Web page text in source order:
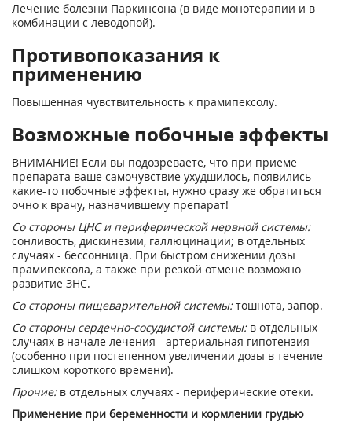
Лечение болезни Паркинсона (в виде монотерапии и в
комбинации с леводопой).
Противопоказания к
применению
Повышенная чувствительность к прамипексолу.
Возможные побочные эффекты
ВНИМАНИЕ! Если вы подозреваете, что при приеме
препарата ваше самочувствие ухудшилось, появились
какие-то побочные эффекты, нужно сразу же обратиться
очно к врачу, назначившему препарат!
Со стороны ЦНС и периферической нервной системы:
сонливость, дискинезии, галлюцинации; в отдельных
случаях - бессонница. При быстром снижении дозы
прамипексола, а также при резкой отмене возможно
развитие ЗНС.
Со стороны пищеварительной системы:тошнота, запор.
Со стороны сердечно-сосудистой системы:в отдельных
случаях в начале лечения - артериальная гипотензия
(особенно при постепенном увеличении дозы в течение
слишком короткого времени).
Прочие:в отдельных случаях - периферические отеки.
Применение при беременности и кормлении грудью